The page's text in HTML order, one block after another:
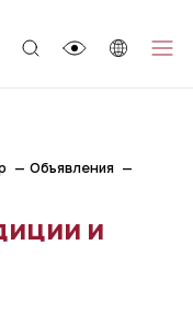
Объявления
и